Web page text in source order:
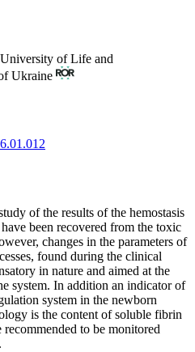
of Life and
Ukraine
of the results of the hemostasis
been recovered from the toxic
changes in the parameters of
found during the clinical
in nature and aimed at the
system. In addition an indicator of
system in the newborn
is the content of soluble fibrin
to be monitored